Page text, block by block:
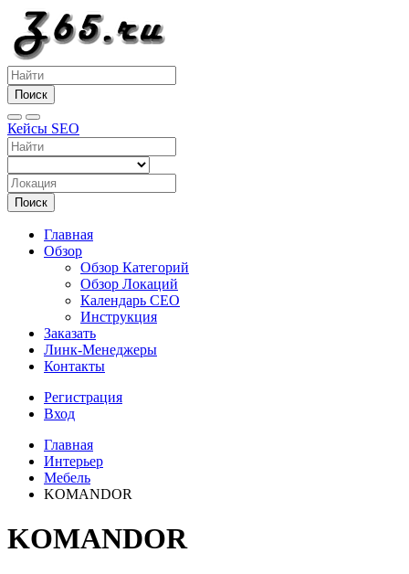
Поиск
Кейсы SEO
Поиск
Главная
Обзор
Обзор Категорий
Обзор Локаций
Календарь СЕО
Инструкция
Заказать
Линк-Менеджеры
Контакты
Регистрация
Вход
Главная
Интерьер
Мебель
KOMANDOR
KOMANDOR